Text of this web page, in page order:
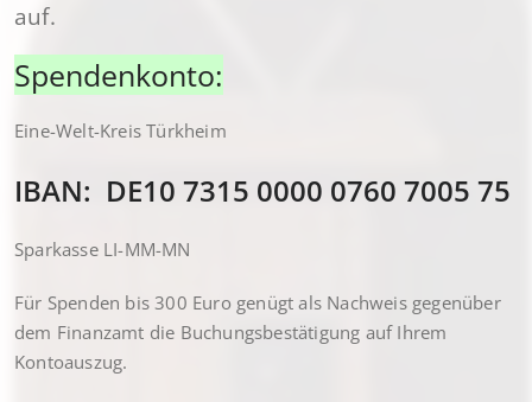
auf.
Spendenkonto:
Eine-Welt-Kreis Türkheim
IBAN: DE10 7315 0000 0760 7005 75
Sparkasse LI-MM-MN
Für Spenden bis 300 Euro genügt als Nachweis gegenüber
dem Finanzamt die Buchungsbestätigung auf Ihrem
Kontoauszug.